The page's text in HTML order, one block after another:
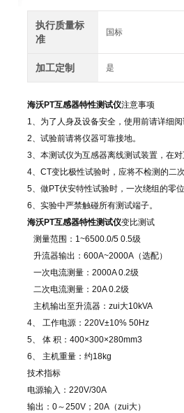
执行质量标
准
国标
加工定制 是
海沃PT互感器特性测试仪注意事项
1、为了人身及设备安全，使用前请详细
2、试验前请将仪器可靠接地。
3、本测试仪为互感器离线测试装置，在
4、CT变比极性试验时，应将不检测的二
5、做PT伏安特性试验时，一次绕组的零
6、实验中严禁触碰所有测试端子。
海沃PT互感器特性测试仪变比测试
测量范围：1~6500.0/5 0.5级
升流器输出：600A~2000A（选配）
一次电流测量：2000A 0.2级
二次电流测量：20A 0.2级
主机输出至升流器：zui大10kVA
4、 工作电源：220V±10% 50Hz
5、 体 积：400×300×280mm3
6、 主机重量：约18kg
技术指标
电源输入：220V/30A
输出：0～250V；20A（zui大）